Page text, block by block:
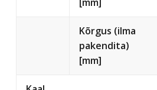
Kõrgus (ilma
pakendita)
[mm]